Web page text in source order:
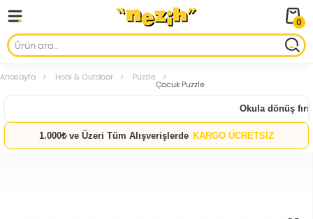
0
Anasayfa Hobi & Outdoor Puzzle
Çocuk Puzzle
Okula dönüş
1.000₺ ve Üzeri Tüm Alışverişlerde KARGO ÜCRETSİZ